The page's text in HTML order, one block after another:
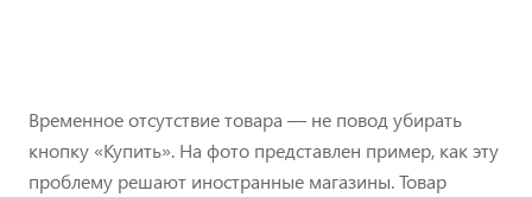
Временное отсутствие товара — не повод убирать
кнопку «Купить». На фото представлен пример, как эту
проблему решают иностранные магазины. Товар